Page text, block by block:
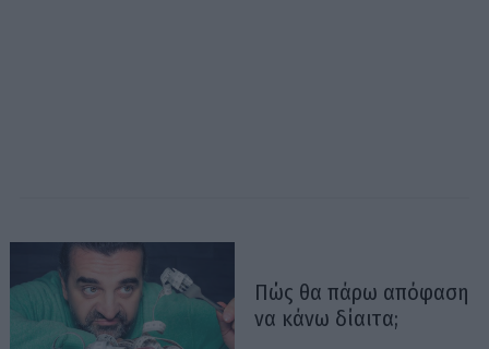
Πώς θα πάρω απόφαση
να κάνω δίαιτα;